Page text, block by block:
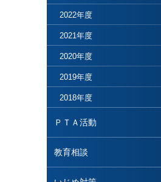
2022年度
2021年度
2020年度
2019年度
2018年度
ＰＴＡ活動
教育相談